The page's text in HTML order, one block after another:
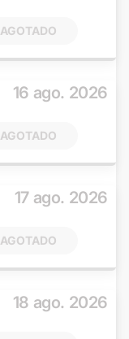
AGOTADO
16 ago. 2026
AGOTADO
17 ago. 2026
AGOTADO
18 ago. 2026